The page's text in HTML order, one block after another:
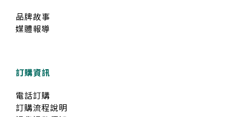
品牌故事
媒體報導
訂購資訊
電話訂購
訂購流程說明